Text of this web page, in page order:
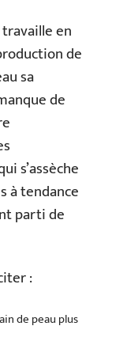
en
de
sa
de
s’assèche
à tendance
parti de
:
de peau plus